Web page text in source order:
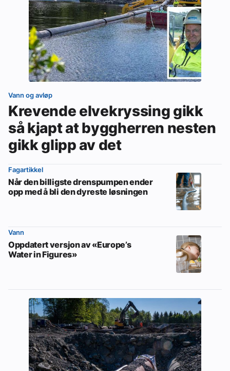
Vann og avløp
Krevende elvekryssing gikk
så kjapt at byggherren nesten
gikk glipp av det
Fagartikkel
Når den billigste drenspumpen ender
opp med å bli den dyreste løsningen
Vann
Oppdatert versjon av «Europe’s
Water in Figures»